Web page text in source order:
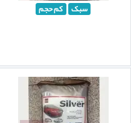
سبک کم حجم